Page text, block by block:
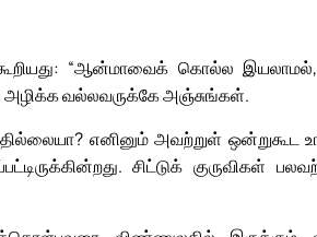
“ஆன்மாவைக் கொல்ல
வல்லவருக்கே அஞ்சுங்கள்.
எனினும் அவற்றுள்
சிட்டுக் குருவிகள்